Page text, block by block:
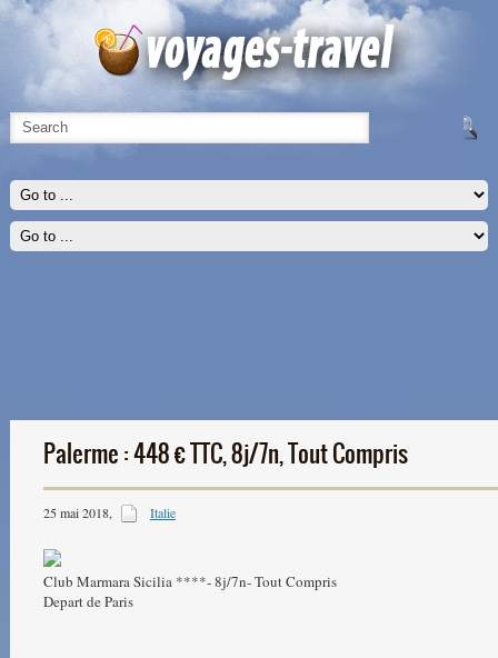
Voyages-travel - nos offres
Palerme : 448 € TTC, 8j/7n, Tout Compris
25 mai 2018, Italie
Club Marmara Sicilia ****- 8j/7n- Tout Compris
Depart de Paris